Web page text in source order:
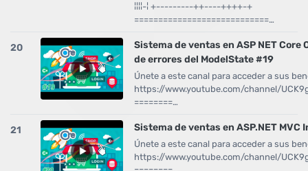
¦¦¦¦-¦ +---------++----++++-+
============================…
20
Sistema de ventas en ASP NET
de errores del ModelState #19
Únete a este canal para acceder a sus
https://www.youtube.com/channel/
========…
21 Sistema de ventas en ASP.NET
Únete a este canal para acceder a sus
https://www.youtube.com/channel/